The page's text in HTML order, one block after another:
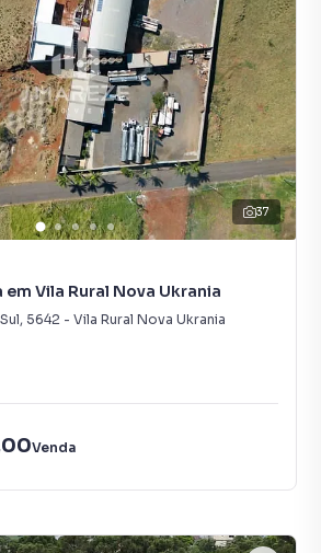
37
em Vila Rural Nova Ukrania
, 5642 - Vila Rural Nova Ukrania
Venda